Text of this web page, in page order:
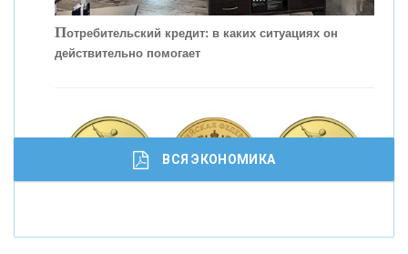
Потребительский кредит: в каких ситуациях он
действительно помогает
И
ВСЯ ЭКОНОМИКА